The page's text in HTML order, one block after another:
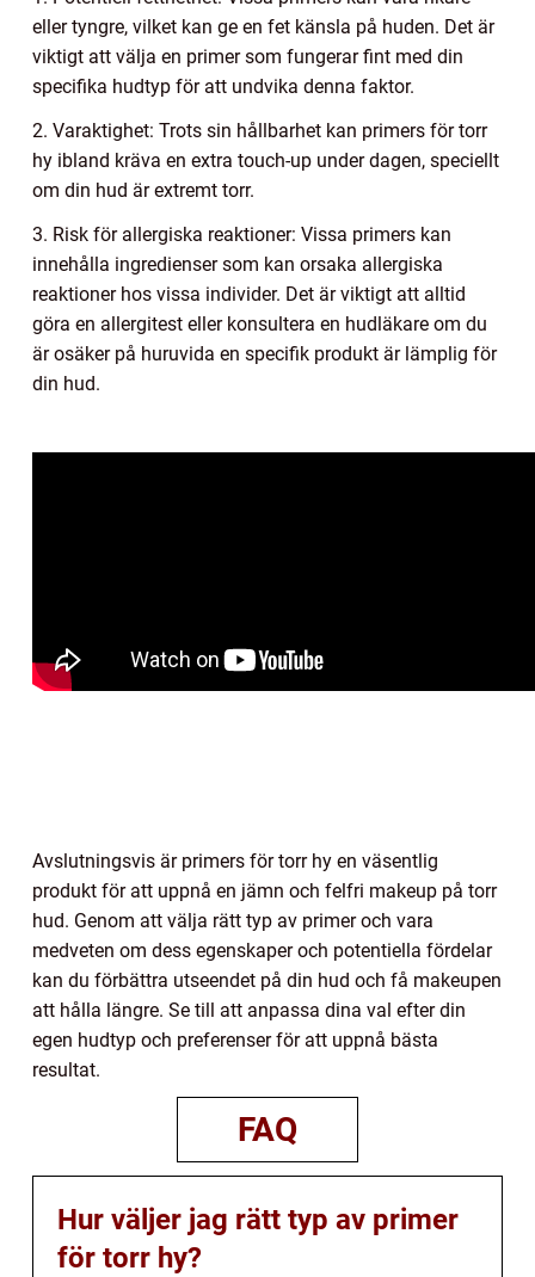
eller tyngre, vilket kan ge en fet känsla på huden. Det är
viktigt att välja en primer som fungerar fint med din
specifika hudtyp för att undvika denna faktor.
2. Varaktighet: Trots sin hållbarhet kan primers för torr
hy ibland kräva en extra touch-up under dagen, speciellt
om din hud är extremt torr.
3. Risk för allergiska reaktioner: Vissa primers kan
innehålla ingredienser som kan orsaka allergiska
reaktioner hos vissa individer. Det är viktigt att alltid
göra en allergitest eller konsultera en hudläkare om du
är osäker på huruvida en specifik produkt är lämplig för
din hud.
Avslutningsvis är primers för torr hy en väsentlig
produkt för att uppnå en jämn och felfri makeup på torr
hud. Genom att välja rätt typ av primer och vara
medveten om dess egenskaper och potentiella fördelar
kan du förbättra utseendet på din hud och få makeupen
att hålla längre. Se till att anpassa dina val efter din
egen hudtyp och preferenser för att uppnå bästa
resultat.
FAQ
Hur väljer jag rätt typ av primer
för torr hy?